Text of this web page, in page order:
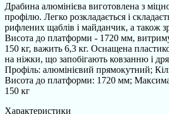
Драбина алюмінієва виготовлена ​​з
профілю. Легко розкладається і
рифлених щаблів і майданчик, а також
Висота до платформи - 1720 мм,
150 кг, важить 6,3 кг. Оснащена
на ніжки, що запобігають ковзанню і
Профіль: алюмінієвий прямокутний;
Висота до платформи: 1720 мм;
150 кг
Характеристики